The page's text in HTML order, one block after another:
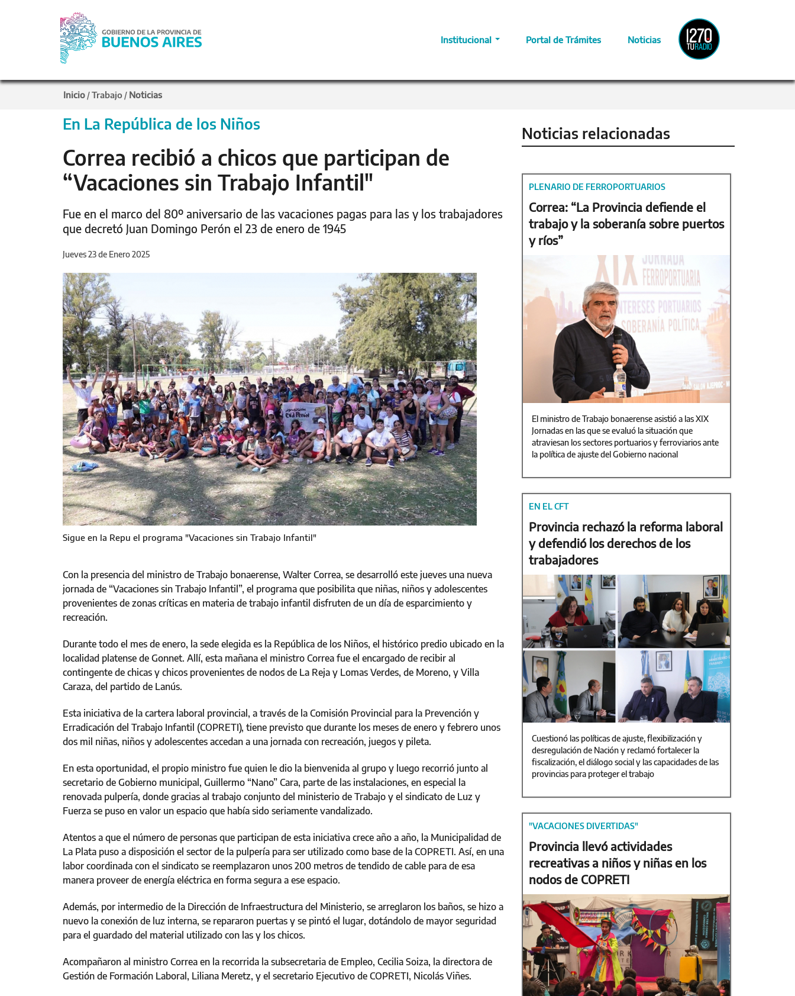
Institucional Portal de Trámites Noticias
Radio
Provincia
Inicio /Trabajo / Noticias
En La República de los Niños
Correa recibió a chicos que participan de
“Vacaciones sin Trabajo Infantil"
Fue en el marco del 80º aniversario de las vacaciones pagas para las y los trabajadores
que decretó Juan Domingo Perón el 23 de enero de 1945
Jueves 23 de Enero 2025
Sigue en la Repu el programa "Vacaciones sin Trabajo Infantil"
Con la presencia del ministro de Trabajo bonaerense, Walter Correa, se desarrolló este jueves una nueva
jornada de “Vacaciones sin Trabajo Infantil”, el programa que posibilita que niñas, niños y adolescentes
provenientes de zonas críticas en materia de trabajo infantil disfruten de un día de esparcimiento y
recreación.
Durante todo el mes de enero, la sede elegida es la República de los Niños, el histórico predio ubicado en la
localidad platense de Gonnet. Allí, esta mañana el ministro Correa fue el encargado de recibir al
contingente de chicas y chicos provenientes de nodos de La Reja y Lomas Verdes, de Moreno, y Villa
Caraza, del partido de Lanús.
Esta iniciativa de la cartera laboral provincial, a través de la Comisión Provincial para la Prevención y
Erradicación del Trabajo Infantil (COPRETI), tiene previsto que durante los meses de enero y febrero unos
dos mil niñas, niños y adolescentes accedan a una jornada con recreación, juegos y pileta.
En esta oportunidad, el propio ministro fue quien le dio la bienvenida al grupo y luego recorrió junto al
secretario de Gobierno municipal, Guillermo “Nano” Cara, parte de las instalaciones, en especial la
renovada pulpería, donde gracias al trabajo conjunto del ministerio de Trabajo y el sindicato de Luz y
Fuerza se puso en valor un espacio que había sido seriamente vandalizado.
Atentos a que el número de personas que participan de esta iniciativa crece año a año, la Municipalidad de
La Plata puso a disposición el sector de la pulpería para ser utilizado como base de la COPRETI. Así, en una
labor coordinada con el sindicato se reemplazaron unos 200 metros de tendido de cable para de esa
manera proveer de energía eléctrica en forma segura a ese espacio.
Además, por intermedio de la Dirección de Infraestructura del Ministerio, se arreglaron los baños, se hizo a
nuevo la conexión de luz interna, se repararon puertas y se pintó el lugar, dotándolo de mayor seguridad
para el guardado del material utilizado con las y los chicos.
Acompañaron al ministro Correa en la recorrida la subsecretaria de Empleo, Cecilia Soiza, la directora de
Gestión de Formación Laboral, Liliana Meretz, y el secretario Ejecutivo de COPRETI, Nicolás Viñes.
Noticias relacionadas
PLENARIO DE FERROPORTUARIOS
Correa: “La Provincia defiende el
trabajo y la soberanía sobre puertos
y ríos”
El ministro de Trabajo bonaerense asistió a las XIX
Jornadas en las que se evaluó la situación que
atraviesan los sectores portuarios y ferroviarios ante
la política de ajuste del Gobierno nacional
EN EL CFT
Provincia rechazó la reforma laboral
y defendió los derechos de los
trabajadores
Cuestionó las políticas de ajuste, flexibilización y
desregulación de Nación y reclamó fortalecer la
fiscalización, el diálogo social y las capacidades de las
provincias para proteger el trabajo
"VACACIONES DIVERTIDAS"
Provincia llevó actividades
recreativas a niños y niñas en los
nodos de COPRETI